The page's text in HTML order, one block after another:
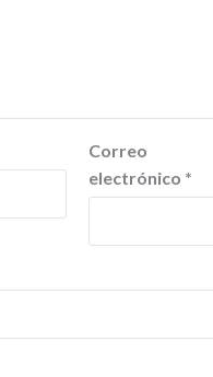
Correo
electrónico *